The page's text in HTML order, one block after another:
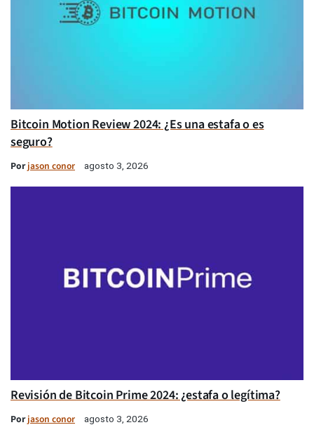
Bitcoin Motion Review 2024: ¿Es una estafa o es
seguro?
Porjason conor agosto 3, 2026
Revisión de Bitcoin Prime 2024: ¿estafa o legítima?
Porjason conor agosto 3, 2026